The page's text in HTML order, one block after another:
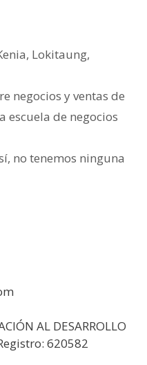
, Lokitaung,
negocios y ventas de
de negocios
no tenemos ninguna
AL DESARROLLO
620582